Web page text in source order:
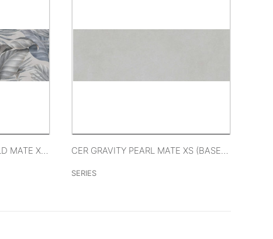
CER GRAVITY PALMER COLD MATE XS (FLOR) 40X120 RECT VER MÁS CER GRAVITY PEARL MATE XS (BASE) 40X120 RECT
SERIES